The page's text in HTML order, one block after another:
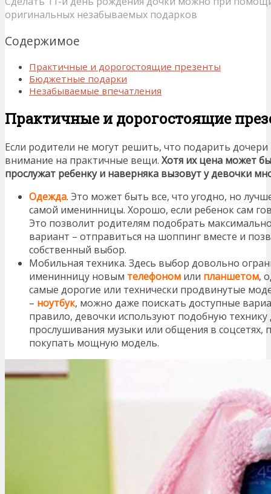
оригинальных незабываемых подарков
Содержимое
Практичные и дорогостоящие презенты
Бюджетные подарки
Незабываемые впечатления
Практичные и дорогостоящие
Если родители не могут решить, что подарить дочери
внимание на практичные вещи. Хотя их цена может
прослужат ребенку и наверняка вызовут у девочки
Одежда. Это может быть все, что угодно, но
самой именинницы. Хорошо, если ребенок сам
Это позволит родителям подобрать
вариант – отправиться на шоппинг вместе и
собственный выбор.
Мобильная техника. Здесь выбор довольно
именинницу новым телефоном или планшетом,
самые дорогие или технически продвинутые
– ноутбук, можно даже поискать доступные
правило, девочки используют подобную
прослушивания музыки или общения в соцсетях,
покупать мощную модель.